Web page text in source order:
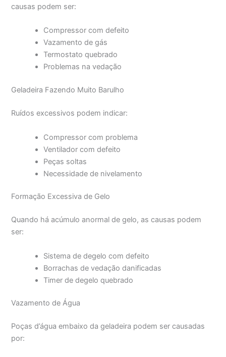
causas podem ser:
Compressor com defeito
Vazamento de gás
Termostato quebrado
Problemas na vedação
Geladeira Fazendo Muito Barulho
Ruídos excessivos podem indicar:
Compressor com problema
Ventilador com defeito
Peças soltas
Necessidade de nivelamento
Formação Excessiva de Gelo
Quando há acúmulo anormal de gelo, as causas podem
ser:
Sistema de degelo com defeito
Borrachas de vedação danificadas
Timer de degelo quebrado
Vazamento de Água
Poças d’água embaixo da geladeira podem ser causadas
por: